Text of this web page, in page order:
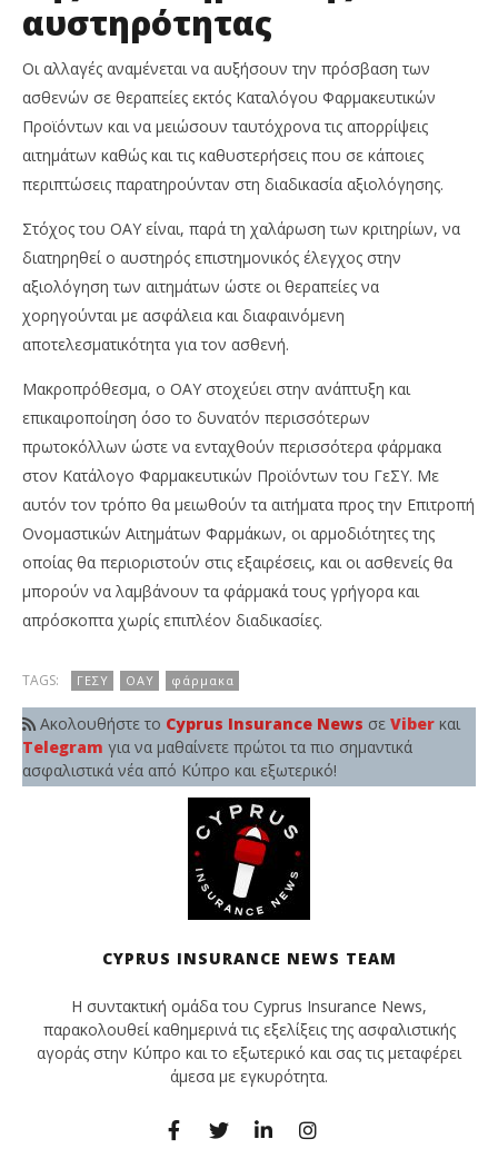
αυστηρότητας
Οι αλλαγές αναμένεται να αυξήσουν την πρόσβαση των
ασθενών σε θεραπείες εκτός Καταλόγου Φαρμακευτικών
Προϊόντων και να μειώσουν ταυτόχρονα τις απορρίψεις
αιτημάτων καθώς και τις καθυστερήσεις που σε κάποιες
περιπτώσεις παρατηρούνταν στη διαδικασία αξιολόγησης.
Στόχος του ΟΑΥ είναι, παρά τη χαλάρωση των κριτηρίων, να
διατηρηθεί ο αυστηρός επιστημονικός έλεγχος στην
αξιολόγηση των αιτημάτων ώστε οι θεραπείες να
χορηγούνται με ασφάλεια και διαφαινόμενη
αποτελεσματικότητα για τον ασθενή.
Μακροπρόθεσμα, ο ΟΑΥ στοχεύει στην ανάπτυξη και
επικαιροποίηση όσο το δυνατόν περισσότερων
πρωτοκόλλων ώστε να ενταχθούν περισσότερα φάρμακα
στον Κατάλογο Φαρμακευτικών Προϊόντων του ΓεΣΥ. Με
αυτόν τον τρόπο θα μειωθούν τα αιτήματα προς την Επιτροπή
Ονομαστικών Αιτημάτων Φαρμάκων, οι αρμοδιότητες της
οποίας θα περιοριστούν στις εξαιρέσεις, και οι ασθενείς θα
μπορούν να λαμβάνουν τα φάρμακά τους γρήγορα και
απρόσκοπτα χωρίς επιπλέον διαδικασίες.
TAGS: ΓΕΣΥ ΟΑΥ φάρμακα
Ακολουθήστε το Cyprus Insurance News σε Viber και
Telegram για να μαθαίνετε πρώτοι τα πιο σημαντικά
ασφαλιστικά νέα από Κύπρο και εξωτερικό!
CYPRUS INSURANCE NEWS TEAM
Η συντακτική ομάδα του Cyprus Insurance News,
παρακολουθεί καθημερινά τις εξελίξεις της ασφαλιστικής
αγοράς στην Κύπρο και το εξωτερικό και σας τις μεταφέρει
άμεσα με εγκυρότητα.